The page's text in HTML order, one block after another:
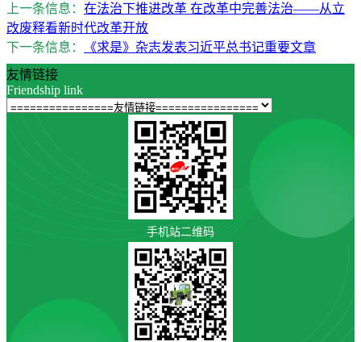
上一条信息： 在法治下推进改革 在改革中完善法治——从立
改废释看新时代改革开放
下一条信息：
《求是》杂志发表习近平总书记重要文章
友情链接
Friendship link
手机站二维码